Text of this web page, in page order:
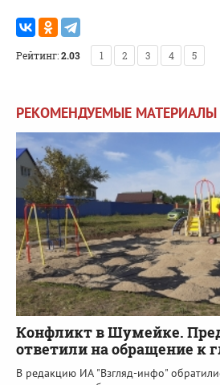
Рейтинг:2.03 1 2 3 4 5
РЕКОМЕНДУЕМЫЕ МАТЕРИАЛЫ
Конфликт в Шумейке.
ответили на обращение к
В редакцию ИА "Взгляд-инфо"